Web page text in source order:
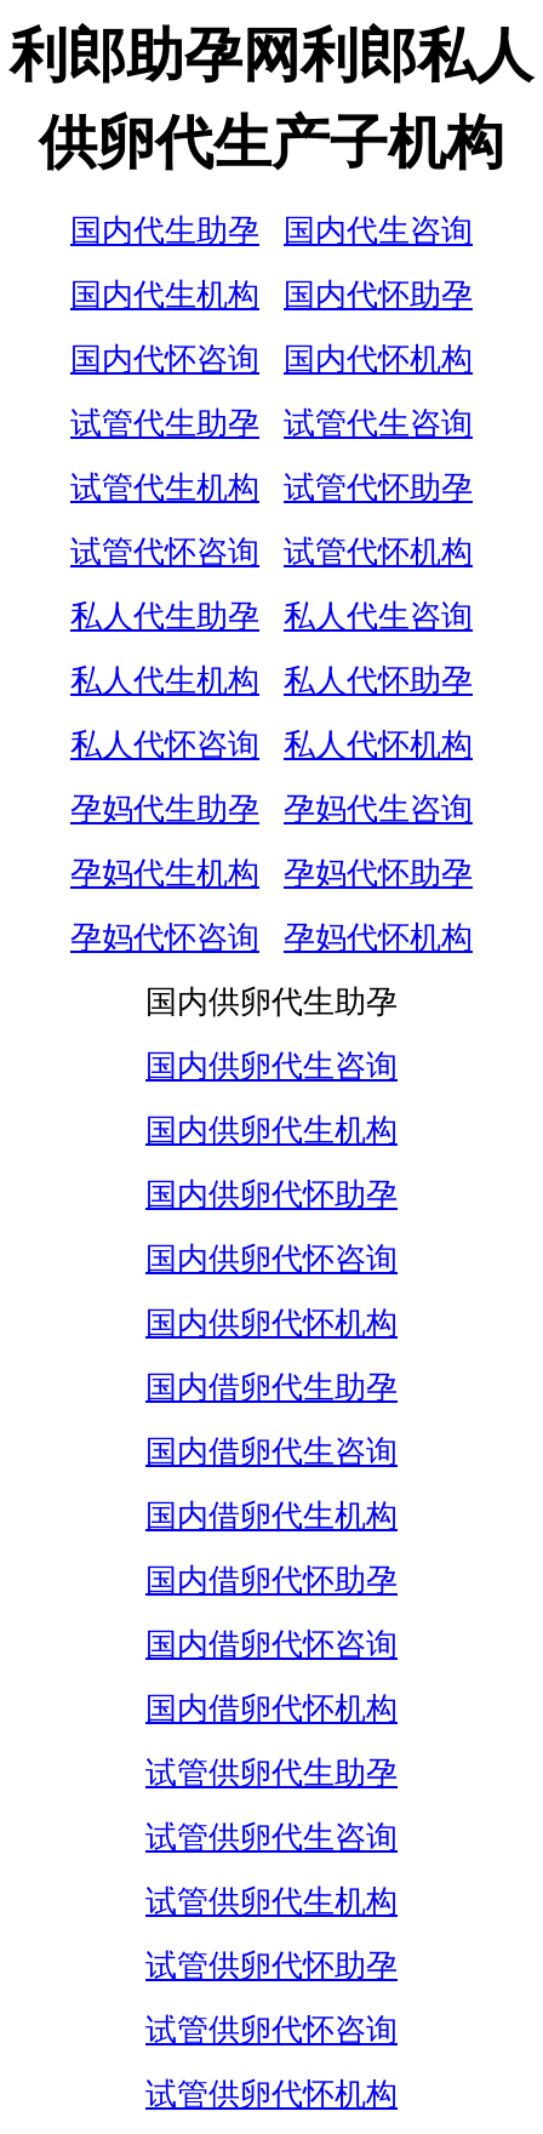
利郎助孕网利郎私人
供卵代生产子机构
国内代生助孕
国内代生咨询
国内代生机构
国内代怀助孕
国内代怀咨询
国内代怀机构
试管代生助孕
试管代生咨询
试管代生机构
试管代怀助孕
试管代怀咨询
试管代怀机构
私人代生助孕
私人代生咨询
私人代生机构
私人代怀助孕
私人代怀咨询
私人代怀机构
孕妈代生助孕
孕妈代生咨询
孕妈代生机构
孕妈代怀助孕
孕妈代怀咨询
孕妈代怀机构
国内供卵代生助孕
国内供卵代生咨询
国内供卵代生机构
国内供卵代怀助孕
国内供卵代怀咨询
国内供卵代怀机构
国内借卵代生助孕
国内借卵代生咨询
国内借卵代生机构
国内借卵代怀助孕
国内借卵代怀咨询
国内借卵代怀机构
试管供卵代生助孕
试管供卵代生咨询
试管供卵代生机构
试管供卵代怀助孕
试管供卵代怀咨询
试管供卵代怀机构